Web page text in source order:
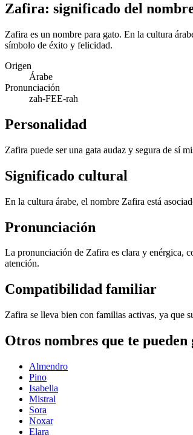
Zafira: significado del
Zafira es un nombre para gato. En la cultura
símbolo de éxito y felicidad.
Origen
Árabe
Pronunciación
zah-FEE-rah
Personalidad
Zafira puede ser una gata audaz y segura de sí
Significado cultural
En la cultura árabe, el nombre Zafira está
Pronunciación
La pronunciación de Zafira es clara y enérgica,
atención.
Compatibilidad familiar
Zafira se lleva bien con familias activas, ya que
Otros nombres que te pueden
Almendro
Pino
Isabella
Mistral
Sora
Noxar
Elara